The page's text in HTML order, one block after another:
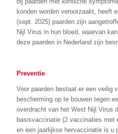
konden worden veroorzaakt, heeft
(sept. 2025) paarden zijn
Nijl Virus in hun bloed, waarvan
deze paarden in Nederland zijn
Preventie
Voor paarden bestaat er een veilig
bescherming op te bouwen tegen
overdracht van het West Nijl Virus
basisvaccinatie (2 vaccinaties met
en een jaarlijkse hervaccinatie is u